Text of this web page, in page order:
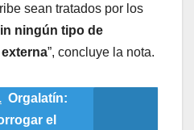
sean tratados por los
ningún tipo de
”, concluye la nota.
Orgalatín:
el